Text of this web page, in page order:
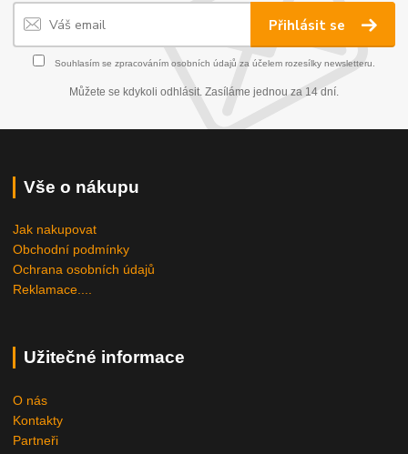
Přihlásit se
Souhlasím se zpracováním osobních údajů za účelem rozesílky newsletteru.
Můžete se kdykoli odhlásit. Zasíláme jednou za 14 dní.
Vše o nákupu
Jak nakupovat
Obchodní podmínky
Ochrana osobních údajů
Reklamace....
Užitečné informace
O nás
Kontakty
Partneři